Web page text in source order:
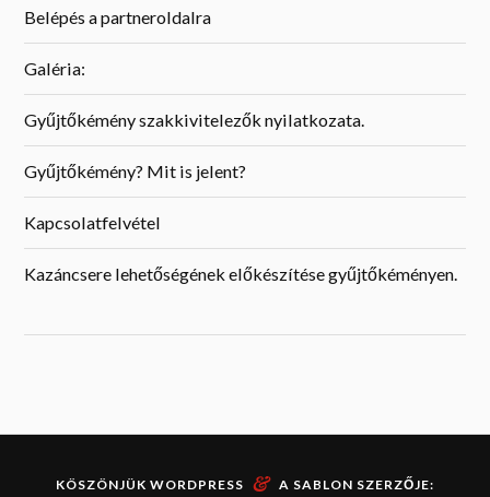
Belépés a partneroldalra
Galéria:
Gyűjtőkémény szakkivitelezők nyilatkozata.
Gyűjtőkémény? Mit is jelent?
Kapcsolatfelvétel
Kazáncsere lehetőségének előkészítése gyűjtőkéményen.
KÖSZÖNJÜK WORDPRESS & A SABLON SZERZŐJE: